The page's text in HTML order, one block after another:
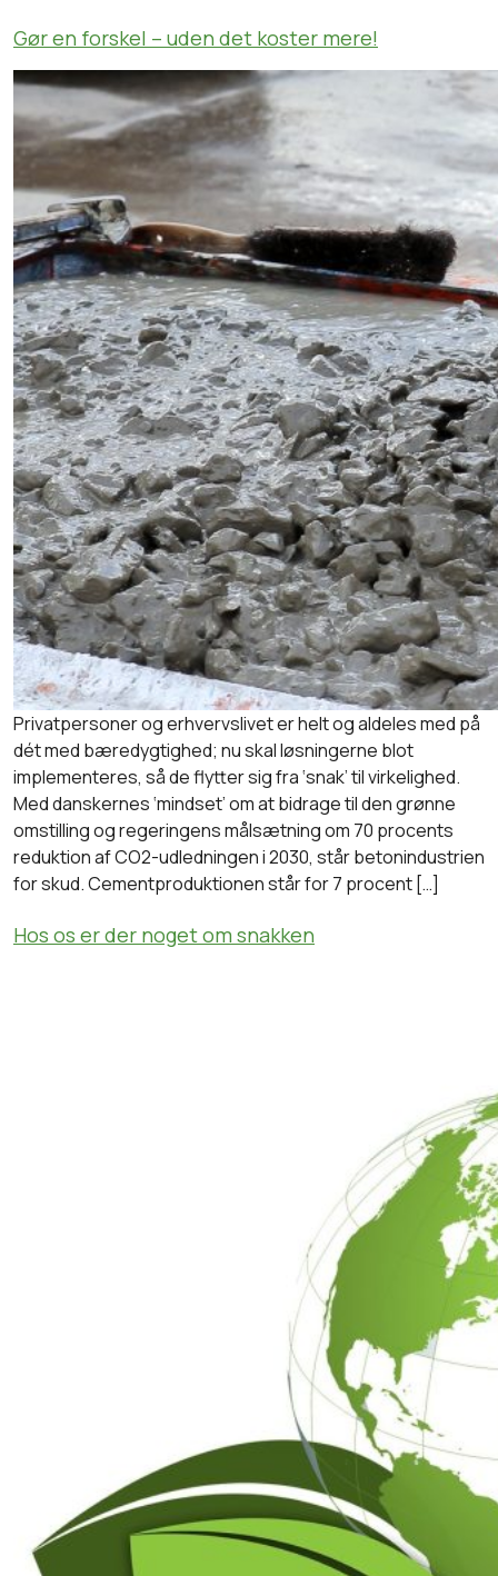
Gør en forskel – uden det koster mere!
Privatpersoner og erhvervslivet er helt og aldeles med på
dét med bæredygtighed; nu skal løsningerne blot
implementeres, så de flytter sig fra ‘snak’ til virkelighed.
Med danskernes ‘mindset’ om at bidrage til den grønne
omstilling og regeringens målsætning om 70 procents
reduktion af CO2-udledningen i 2030, står betonindustrien
for skud. Cementproduktionen står for 7 procent […]
Hos os er der noget om snakken